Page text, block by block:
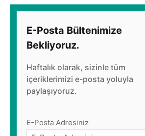
E-Posta Bültenimize
Bekliyoruz.
Haftalık olarak, sizinle tüm
içeriklerimizi e-posta yoluyla
paylaşıyoruz.
E-Posta Adresiniz